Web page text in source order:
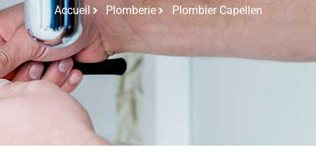
Accueil Plomberie Plombier Capellen